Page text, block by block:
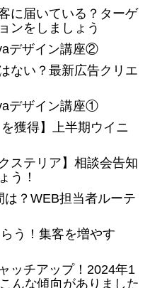
に届いている？ターゲ
ンをしましょう
デザイン講座②
ない？最新広告クリエ
デザイン講座①
獲得】上半期ウイニ
ステリア】相談会告知
う！
は？WEB担当者ルーテ
う！集客を増やす
ッチアップ！2024年1
んな傾向がありました